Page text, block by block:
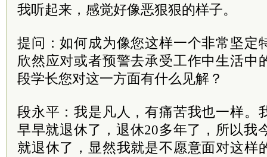
我听起来，感觉好像恶狠狠的样子。
提问：如何成为像您这样一个非常坚定
欣然应对或者预警去承受工作中生活中
段学长您对这一方面有什么见解？
段永平：我是凡人，有痛苦我也一样。
早早就退休了，退休20多年了，所以我
就退休了，显然我就是不愿意面对这样